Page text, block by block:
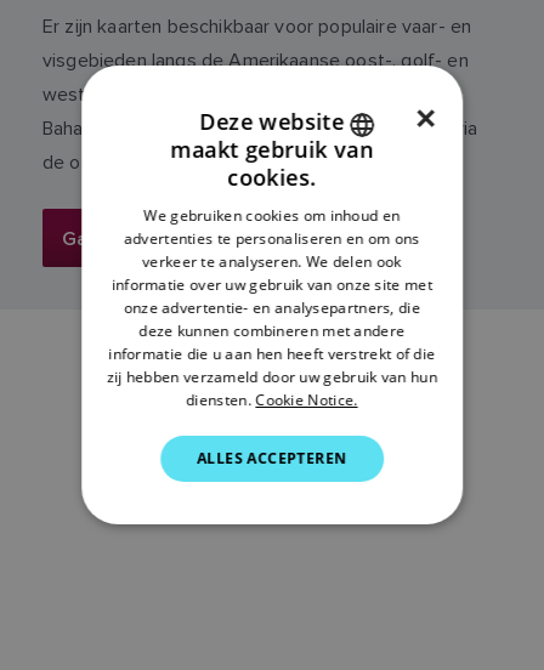
Er zijn kaarten beschikbaar voor populaire vaar- en
visgebieden langs de Amerikaanse oost-, golf- en
westkust, de Hawaï-eilanden en de westelijke
Bahama's. Meer informatie en alle opties vindt u via
de onderstaande link.
Ga naar StrikeLines
ENGLISH
DANISH
ITALIAN
SWEDISH
GERMAN
DUTCH
SPANISH
NORWEGIAN
FINNISH
×
Deze website
maakt gebruik van
cookies.
We gebruiken cookies om inhoud en
advertenties te personaliseren en om ons
verkeer te analyseren. We delen ook
informatie over uw gebruik van onze site met
onze advertentie- en analysepartners, die
deze kunnen combineren met andere
informatie die u aan hen heeft verstrekt of die
zij hebben verzameld door uw gebruik van hun
diensten. Cookie Notice.
ALLES ACCEPTEREN